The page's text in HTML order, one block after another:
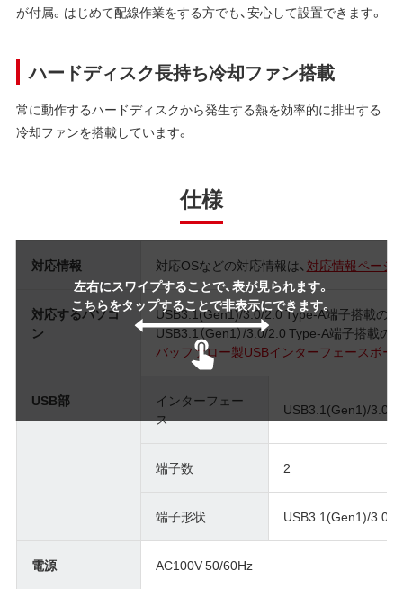
が付属。はじめて配線作業をする方でも、安心して設置できます。
ハードディスク長持ち冷却ファン搭載
常に動作するハードディスクから発生する熱を効率的に排出する
冷却ファンを搭載しています。
仕様
左右にスワイプすることで、表が見られます。
こちらをタップすることで非表示にできます。
対応情報 対応OSなどの対応情報は、 対応情報ページ
対応するパソコ
ン
USB3.1(Gen1)/3.0/2.0 Type-A端子搭載の
USB3.1（Gen1）/3.0/2.0 Type-A端子搭載の
バッファロー製USBインターフェースボー
USB部
インターフェー
ス
USB3.1(Gen1)/3.0/
端子数 2
端子形状 USB3.1(Gen1)/3.0
電源 AC100V 50/60Hz